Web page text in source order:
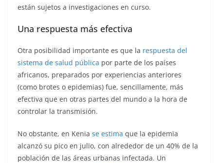
están sujetos a investigaciones en curso.
Una respuesta más efectiva
Otra posibilidad importante es que la respuesta del
sistema de salud pública por parte de los países
africanos, preparados por experiencias anteriores
(como brotes o epidemias) fue, sencillamente, más
efectiva que en otras partes del mundo a la hora de
controlar la transmisión.
No obstante, en Kenia se estima que la epidemia
alcanzó su pico en julio, con alrededor de un 40% de la
población de las áreas urbanas infectada. Un